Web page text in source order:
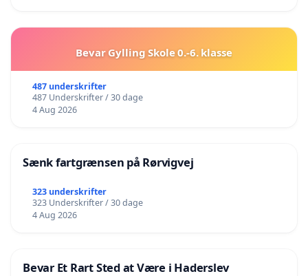
Bevar Gylling Skole 0.-6. klasse
487 underskrifter
487 Underskrifter / 30 dage
4 Aug 2026
Sænk fartgrænsen på Rørvigvej
323 underskrifter
323 Underskrifter / 30 dage
4 Aug 2026
Bevar Et Rart Sted at Være i Haderslev